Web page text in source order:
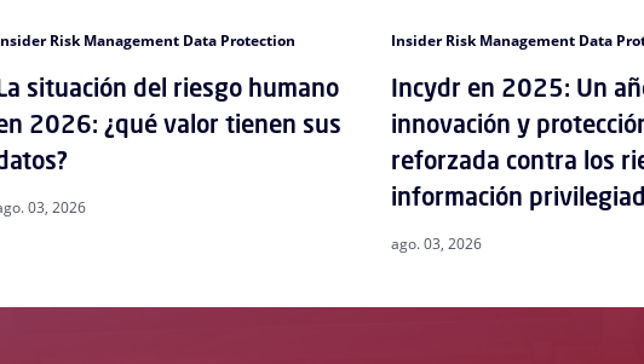
Risk Management Data Protection
03, 2026
situación del riesgo humano
2026: ¿qué valor tienen sus
Insider Risk Management Data
ago. 03, 2026
Incydr en 2025: Un
innovación y
reforzada contra los
información